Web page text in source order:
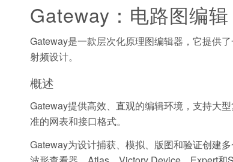
Gateway：电路图编辑
Gateway是一款层次化原理图编辑器，它提供
射频设计。
概述
Gateway提供高效、直观的编辑环境，支持大
准的网表和接口格式。
Gateway为设计捕获、模拟、版图和验证创建